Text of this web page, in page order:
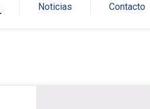
Noticias Contacto